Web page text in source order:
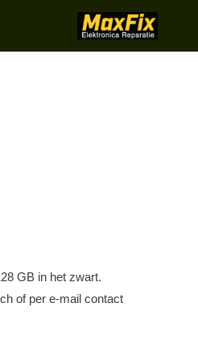
GB in het zwart.
of per e-mail contact